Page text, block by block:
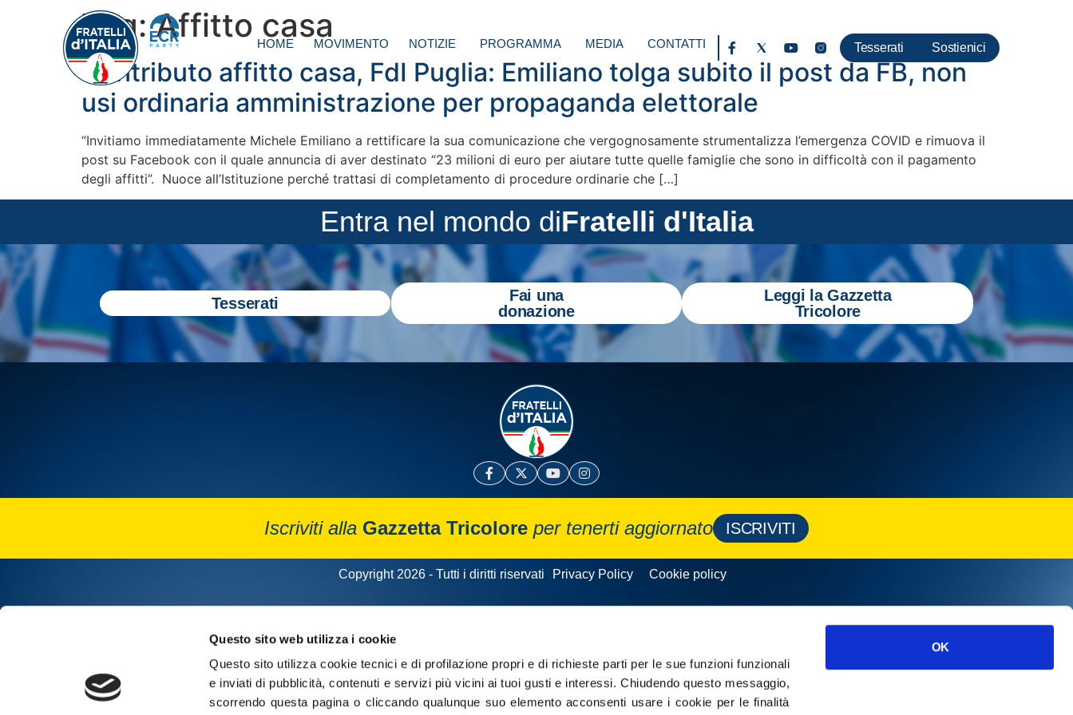
Questo sito web utilizza i cookie
Questo sito utilizza cookie tecnici e di profilazione propri e di richieste parti per le sue funzioni funzionali
e inviati di pubblicità, contenuti e servizi più vicini ai tuoi gusti e interessi.Chiudendo questo messaggio,
scorrendo questa pagina o cliccando qualunque suo elemento acconsenti usare i cookie per le finalità
OK
HOME MOVIMENTO NOTIZIE PROGRAMMA MEDIA CONTATTI Tesserati Sostienici
Tag:Affitto casa
Contributo affitto casa, FdI Puglia: Emiliano tolga subito il post da FB, non
usi ordinaria amministrazione per propaganda elettorale
“Invitiamo immediatamente Michele Emiliano a rettificare la sua comunicazione che vergognosamente strumentalizza l’emergenza COVID e rimuova il
post su Facebook con il quale annuncia di aver destinato “23 milioni di euro per aiutare tutte quelle famiglie che sono in difficoltà con il pagamento
degli affitti”. Nuoce all’Istituzione perché trattasi di completamento di procedure ordinarie che […]
Entra nel mondo diFratelli d'Italia
Tesserati
Fai una
donazione
Leggi la Gazzetta
Tricolore
Iscriviti alla Gazzetta Tricolore per tenerti aggiornato ISCRIVITI
Copyright 2026 - Tutti i diritti riservati Privacy Policy Cookie policy